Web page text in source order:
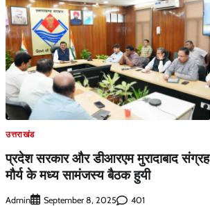
उत्तराखंड
प्रदेश सरकार और डीआरएम मुरादाबाद संग्रह
मौर्य के मध्य सामंजस्य बैठक हुयी
Admin September 8, 2025 401